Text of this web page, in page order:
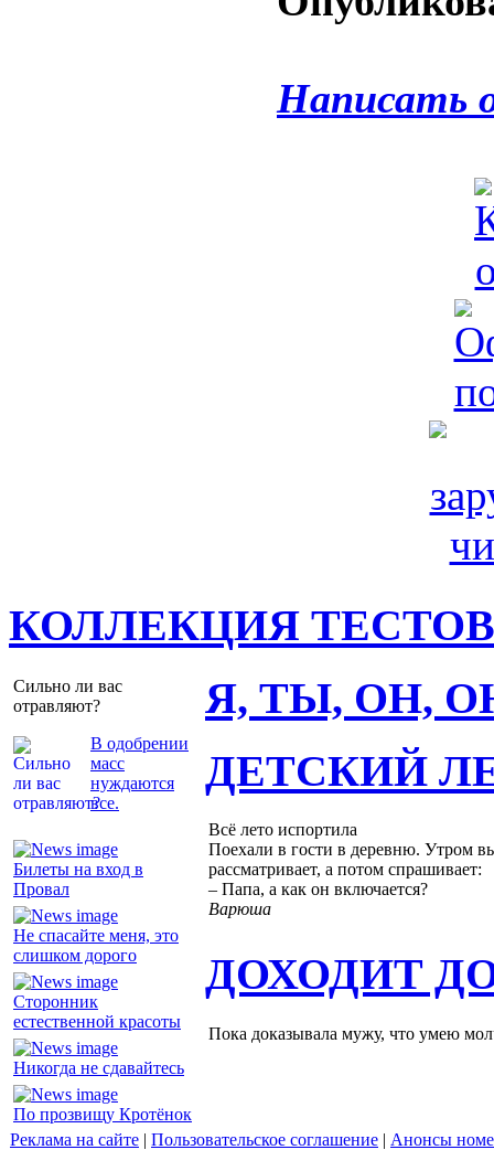
Написать
КОЛЛЕКЦИЯ ТЕСТОВ
Сильно ли вас
отравляют?
В одобрении
масс
нуждаются
все.
Я, ТЫ, ОН,
Билеты на вход в
Провал
Не спасайте меня, это
слишком дорого
Сторонник
естественной красоты
Никогда не сдавайтесь
По прозвищу Кротёнок
ДЕТСКИЙ
Всё лето испортила
Поехали в гости в деревню. Утром
рассматривает, а потом спрашивает:
– Папа, а как он включается?
Варюша
ДОХОДИТ
Пока доказывала мужу, что умею
Реклама на сайте | Пользовательское соглашение | Анонсы